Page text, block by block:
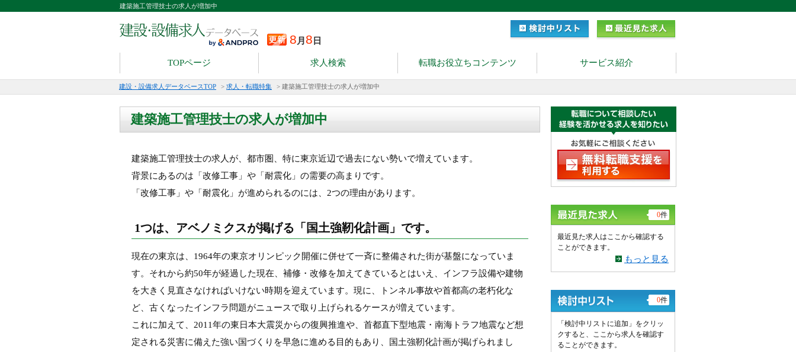
建築施工管理技士の求人が増加中
8 月 8 日
TOPページ 求人検索 転職お役立ちコンテンツ サービス紹介
建設・設備求人データベースTOP > 求人・転職特集 > 建築施工管理技士の求人が増加中
建築施工管理技士の求人が増加中
建築施工管理技士の求人が、都市圏、特に東京近辺で過去にない勢いで増えています。
背景にあるのは「改修工事」や「耐震化」の需要の高まりです。
「改修工事」や「耐震化」が進められるのには、2つの理由があります。
1つは、アベノミクスが掲げる「国土強靭化計画」です。
現在の東京は、1964年の東京オリンピック開催に併せて一斉に整備された街が基盤になっていま
す。それから約50年が経過した現在、補修・改修を加えてきているとはいえ、インフラ設備や建物
を大きく見直さなければいけない時期を迎えています。現に、トンネル事故や首都高の老朽化な
ど、古くなったインフラ問題がニュースで取り上げられるケースが増えています。
これに加えて、2011年の東日本大震災からの復興推進や、首都直下型地震・南海トラフ地震など想
定される災害に備えた強い国づくりを早急に進める目的もあり、国土強靭化計画が掲げられまし
0件
最近見た求人はここから確認する
ことができます。
もっと見る
0件
「検討中リストに追加」をクリッ
クすると、ここから求人を確認す
ることができます。